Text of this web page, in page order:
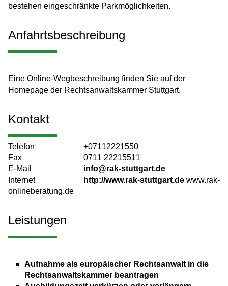
bestehen eingeschränkte Parkmöglichkeiten.
Anfahrtsbeschreibung
Eine Online-Wegbeschreibung finden Sie auf der
Homepage der Rechtsanwaltskammer Stuttgart.
Kontakt
Telefon
+07112221550
Fax
0711 22215511
E-Mail
info@rak-stuttgart.de
Internet
http://www.rak-stuttgart.de www.rak-
onlineberatung.de
Leistungen
Aufnahme als europäischer Rechtsanwalt in die
Rechtsanwaltskammer beantragen